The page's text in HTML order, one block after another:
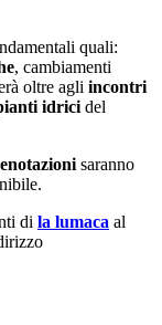
quali:
, cambiamenti
oltre agli incontri
idrici del
saranno
di la lumaca al